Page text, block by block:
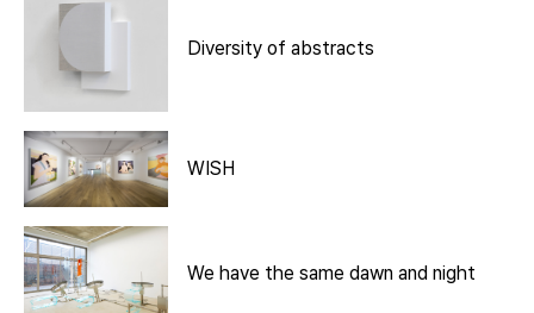
Diversity of abstracts
WISH
We have the same dawn and night